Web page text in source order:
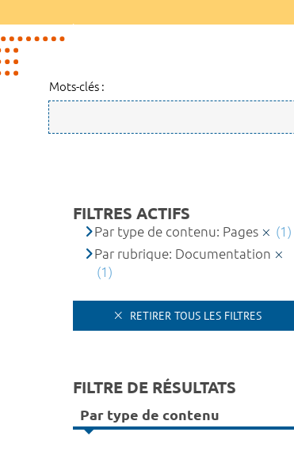
Mots-clés :
FILTRES ACTIFS
Par type de contenu: Pages
(1)
Par rubrique: Documentation
(1)
RETIRER TOUS LES FILTRES
FILTRE DE RÉSULTATS
Par type de contenu